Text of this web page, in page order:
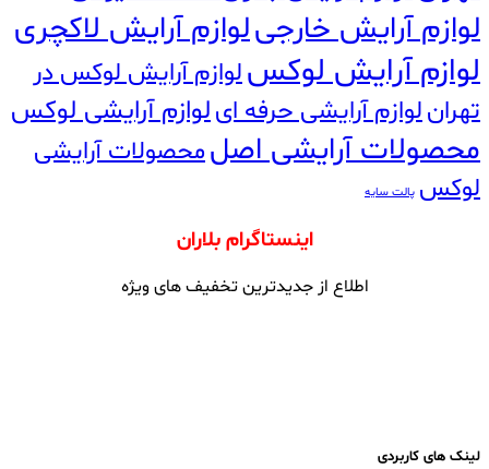
لوازم آرایش خارجیلوازم آرایش لاکچری
لوازم آرایش لوکسلوازم آرایش لوکس در
تهرانلوازم آرایشی حرفه ایلوازم آرایشی لوکس
محصولات آرایشی اصلمحصولات آرایشی
لوکس پالت سایه
اینستاگرام بلاران
اطلاع از جدیدترین تخفیف های ویژه
لینک های کاربردی